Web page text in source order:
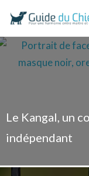
contenu
Le Kangal, un
indépendant